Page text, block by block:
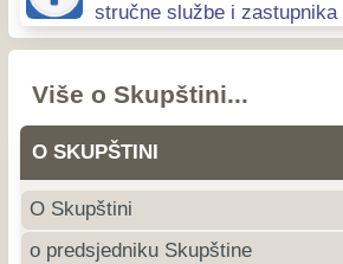
stručne službe i zastupnika
Više o Skupštini...
O SKUPŠTINI
O Skupštini
o predsjedniku Skupštine